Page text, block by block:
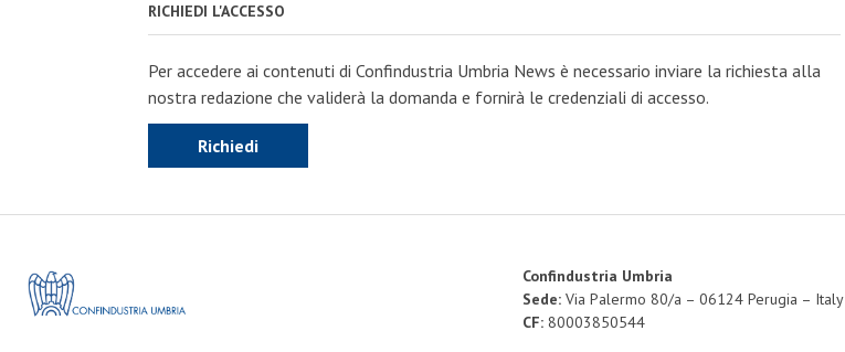
RICHIEDI L'ACCESSO
Per accedere ai contenuti di Confindustria Umbria News è necessario inviare la richiesta alla
nostra redazione che validerà la domanda e fornirà le credenziali di accesso.
Richiedi
Confindustria Umbria
Sede: Via Palermo 80/a – 06124 Perugia – Italy
CF: 80003850544